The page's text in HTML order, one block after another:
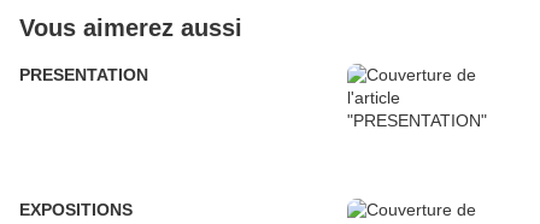
Vous aimerez aussi
PRESENTATION
EXPOSITIONS